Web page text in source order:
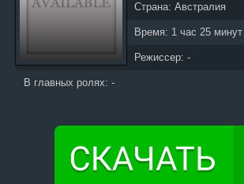
Страна: Австралия
Время: 1 час 25 минут
Режиссер: -
В главных ролях: -